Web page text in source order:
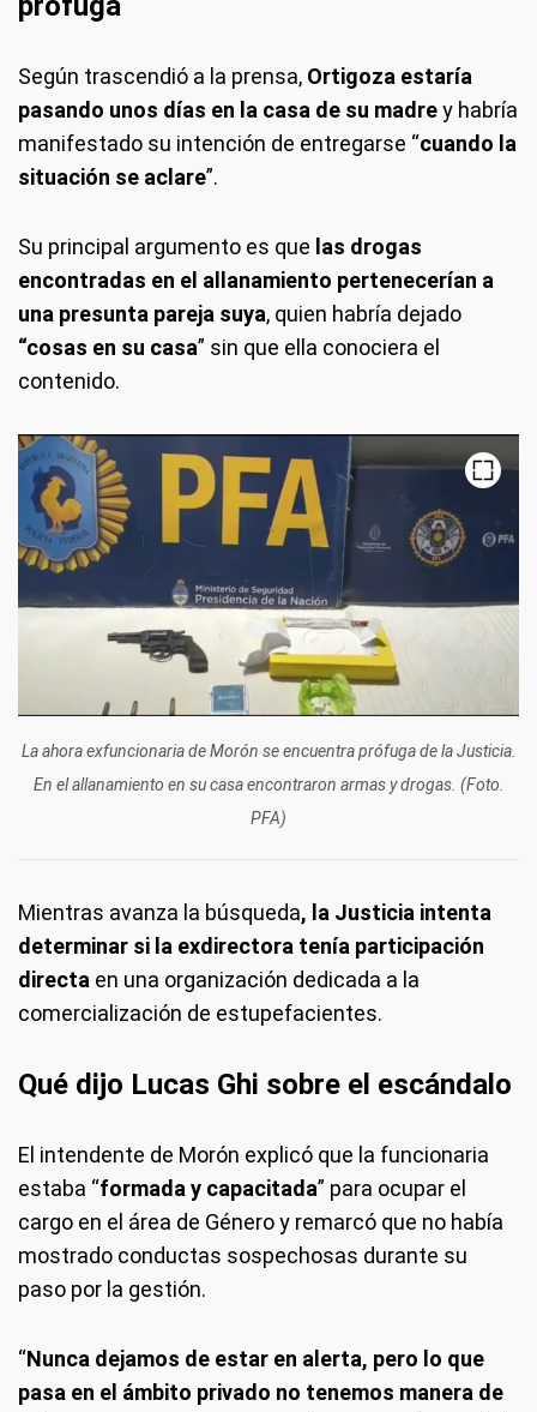
Según trascendió a la prensa, Ortigoza estaría
pasando unos días en la casa de su madrey habría
manifestado su intención de entregarse “cuando la
situación se aclare”.
Su principal argumento es que las drogas
encontradas en el allanamiento pertenecerían a
una presunta pareja suya, quien habría dejado
“cosas en su casa” sin que ella conociera el
contenido.
La ahora exfuncionaria de Morón se encuentra prófuga de la Justicia.
En el allanamiento en su casa encontraron armas y drogas. (Foto.
PFA)
Mientras avanza la búsqueda, la Justicia intenta
determinar si la exdirectora tenía participación
directa en una organización dedicada a la
comercialización de estupefacientes.
Qué dijo Lucas Ghi sobre el escándalo
El intendente de Morón explicó que la funcionaria
estaba “formada y capacitada” para ocupar el
cargo en el área de Género y remarcó que no había
mostrado conductas sospechosas durante su
paso por la gestión.
“Nunca dejamos de estar en alerta, pero lo que
pasa en el ámbito privado no tenemos manera de